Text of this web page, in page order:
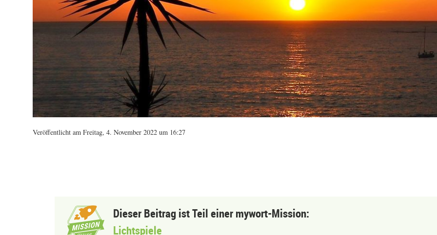
Veröffentlicht am Freitag, 4. November 2022 um 16:27
Dieser Beitrag ist Teil einer mywort-Mission:
Lichtspiele